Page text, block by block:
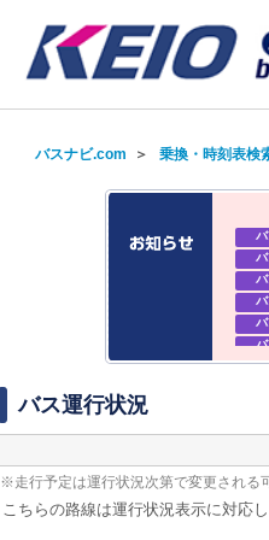
バスナビ.com ＞ 乗換・時刻表検
バス運行状況
※走行予定は運行状況次第で変更される
こちらの路線は運行状況表示に対応